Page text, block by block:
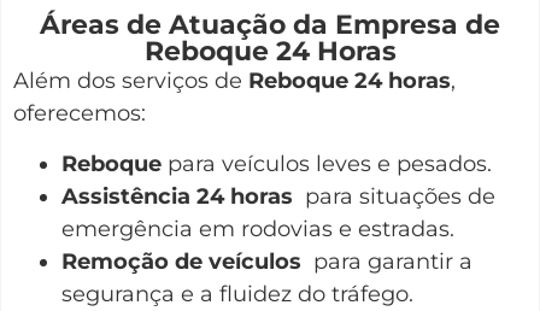
Áreas de Atuação da Empresa de
Reboque 24 Horas
Além dos serviços de Reboque 24 horas,
oferecemos:
Reboque para veículos leves e pesados.
Assistência 24 horas para situações de
emergência em rodovias e estradas.
Remoção de veículos para garantir a
segurança e a fluidez do tráfego.